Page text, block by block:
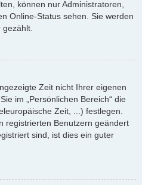
können nur Administratoren,
Online-Status sehen. Sie werden
Zeit nicht Ihrer eigenen
im „Persönlichen Bereich“ die
Zeit, ...) festlegen.
registrierten Benutzern geändert
sind, ist dies ein guter